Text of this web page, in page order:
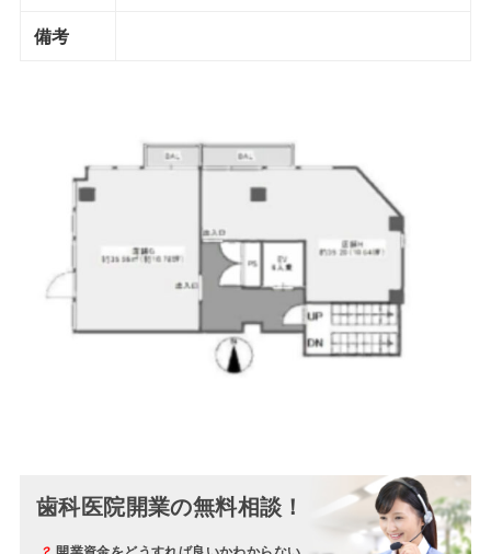
備考
歯科医院開業の無料相談！